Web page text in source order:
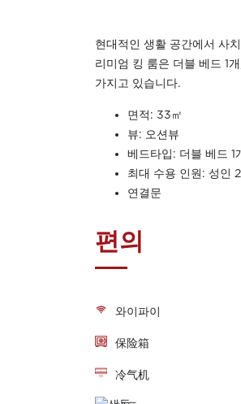
현대적인 생활 공간에서 사
리미엄 킹 룸은 더블 베드 1
가지고 있습니다.
면적: 33㎡
뷰: 오션뷰
베드타입: 더블 베드 1
최대 수용 인원: 성인
연결문
편의
와이파이
保险箱
冷气机